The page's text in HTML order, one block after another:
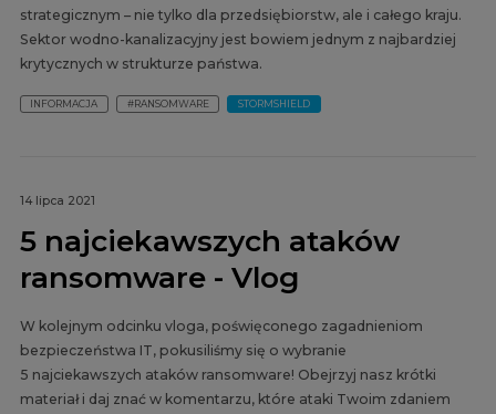
strategicznym – nie tylko dla przedsiębiorstw, ale i całego kraju.
Sektor wodno-kanalizacyjny jest bowiem jednym z najbardziej
krytycznych w strukturze państwa.
INFORMACJA #RANSOMWARE STORMSHIELD
14 lipca 2021
5 najciekawszych ataków
ransomware - Vlog
W kolejnym odcinku vloga, poświęconego zagadnieniom
bezpieczeństwa IT, pokusiliśmy się o wybranie
5 najciekawszych ataków ransomware! Obejrzyj nasz krótki
materiał i daj znać w komentarzu, które ataki Twoim zdaniem